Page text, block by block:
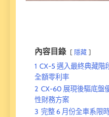
內容目錄 隱藏
1 CX-5 邁入最終典藏階
全額零利率
2 CX-60 展現後驅底盤
性財務方案
3 完整 6 月份全車系限